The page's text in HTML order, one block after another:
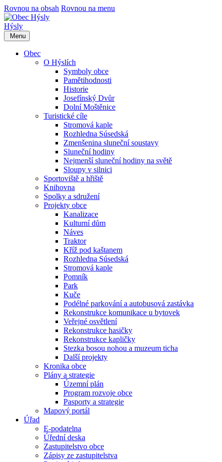
Rovnou na obsah Rovnou na menu
Hýsly
Menu
Obec
O Hýslích
Symboly obce
Pamětihodnosti
Historie
Josefínský Dvůr
Dolní Moštěnice
Turistické cíle
Stromová kaple
Rozhledna Súsedská
Zmenšenina sluneční soustavy
Sluneční hodiny
Nejmenší sluneční hodiny na světě
Sloupy v silnici
Sportoviště a hřiště
Knihovna
Spolky a sdružení
Projekty obce
Kanalizace
Kulturní dům
Náves
Traktor
Kříž pod kaštanem
Rozhledna Súsedská
Stromová kaple
Pomník
Park
Kuče
Podélné parkování a autobusová zastávka
Rekonstrukce komunikace u bytovek
Veřejné osvětlení
Rekonstrukce hasičky
Rekonstrukce kapličky
Stezka bosou nohou a muzeum ticha
Další projekty
Kronika obce
Plány a strategie
Územní plán
Program rozvoje obce
Pasporty a strategie
Mapový portál
Úřad
E-podatelna
Úřední deska
Zastupitelstvo obce
Zápisy ze zastupitelstva